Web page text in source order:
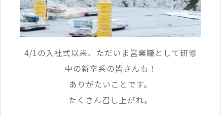
4/1の入社式以来、ただいま営業職として研修
中の新卒系の皆さんも！
ありがたいことです。
たくさん召し上がれ。